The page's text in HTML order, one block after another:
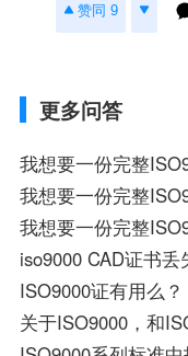
赞同 9
更多问答
iso9000 CAD证书
ISO9000证有用么？
关于ISO9000，和